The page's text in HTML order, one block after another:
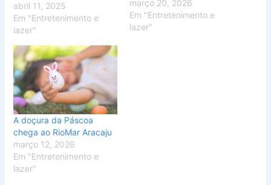
abril 11, 2025
Em "Entretenimento e
lazer"
março 20, 2026
Em "Entretenimento e
lazer"
A doçura da Páscoa
chega ao RioMar Aracaju
março 12, 2026
Em "Entretenimento e
lazer"